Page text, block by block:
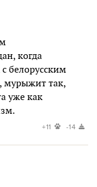
когда
белорусским
мурыжит так,
уже как
+11 -14